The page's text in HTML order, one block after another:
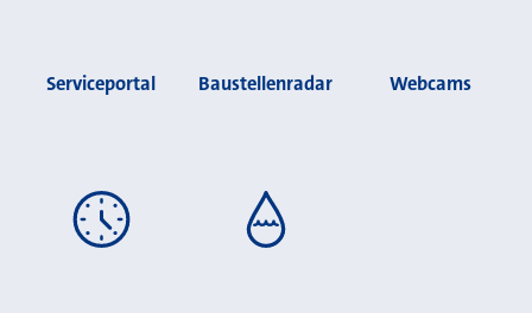
Serviceportal Baustellenradar Webcams